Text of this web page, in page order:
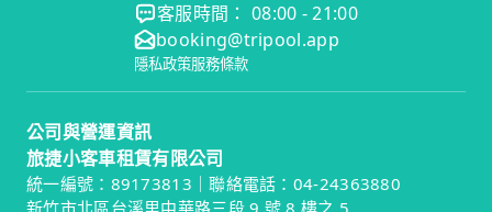
客服時間： 08:00 - 21:00
booking@tripool.app
隱私政策服務條款
公司與營運資訊
旅捷小客車租賃有限公司
統一編號：89173813｜聯絡電話：04-24363880